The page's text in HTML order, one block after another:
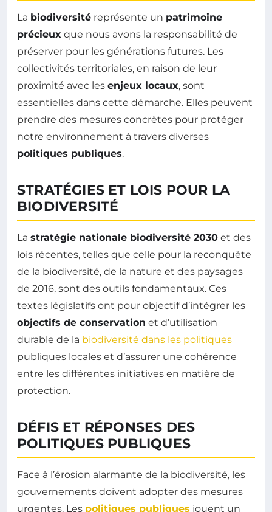
La biodiversité représente un patrimoine
précieux que nous avons la responsabilité de
préserver pour les générations futures. Les
collectivités territoriales, en raison de leur
proximité avec les enjeux locaux, sont
essentielles dans cette démarche. Elles peuvent
prendre des mesures concrètes pour protéger
notre environnement à travers diverses
politiques publiques.
STRATÉGIES ET LOIS POUR LA
BIODIVERSITÉ
La stratégie nationale biodiversité 2030 et des
lois récentes, telles que celle pour la reconquête
de la biodiversité, de la nature et des paysages
de 2016, sont des outils fondamentaux. Ces
textes législatifs ont pour objectif d’intégrer les
objectifs de conservation et d’utilisation
durable de la biodiversité dans les politiques
publiques locales et d’assurer une cohérence
entre les différentes initiatives en matière de
protection.
DÉFIS ET RÉPONSES DES
POLITIQUES PUBLIQUES
Face à l’érosion alarmante de la biodiversité, les
gouvernements doivent adopter des mesures
urgentes. Les politiques publiques jouent un